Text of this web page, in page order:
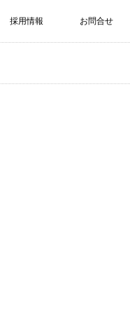
採用情報 お問合せ